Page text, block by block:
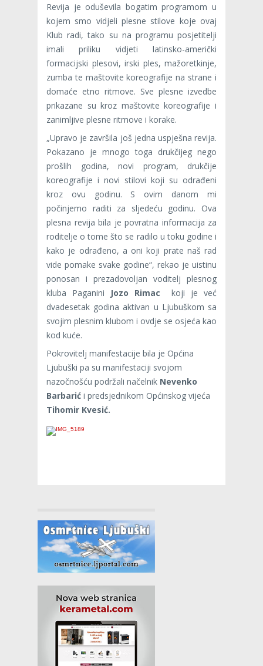
Revija je oduševila bogatim programom u
kojem smo vidjeli plesne stilove koje ovaj
Klub radi, tako su na programu posjetitelji
imali priliku vidjeti latinsko-američki
formacijski plesovi, irski ples, mažoretkinje,
zumba te maštovite koreografije na strane i
domaće etno ritmove. Sve plesne izvedbe
prikazane su kroz maštovite koreografije i
zanimljive plesne ritmove i korake.
„Upravo je završila još jedna uspješna revija.
Pokazano je mnogo toga drukčijeg nego
prošlih godina, novi program, drukčije
koreografije i novi stilovi koji su odrađeni
kroz ovu godinu. S ovim danom mi
počinjemo raditi za sljedeću godinu. Ova
plesna revija bila je povratna informacija za
roditelje o tome što se radilo u toku godine i
kako je odrađeno, a oni koji prate naš rad
vide pomake svake godine“, rekao je uistinu
ponosan i prezadovoljan voditelj plesnog
kluba Paganini
Jozo Rimac
koji je već
dvadesetak godina aktivan u Ljubuškom sa
svojim plesnim klubom i ovdje se osjeća kao
kod kuće.
Pokrovitelj manifestacije bila je Općina
Ljubuški pa su manifestaciji svojom
nazočnošću podržali načelnik Nevenko
Barbarić i predsjednikom Općinskog vijeća
Tihomir Kvesić.